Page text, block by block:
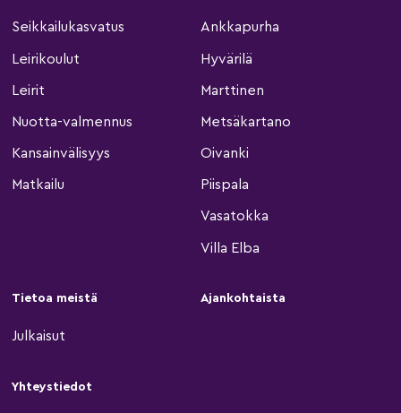
Seikkailukasvatus
Leirikoulut
Leirit
Nuotta-valmennus
Kansainvälisyys
Matkailu
Ankkapurha
Hyvärilä
Marttinen
Metsäkartano
Oivanki
Piispala
Vasatokka
Villa Elba
Tietoa meistä
Julkaisut
Ajankohtaista
Yhteystiedot